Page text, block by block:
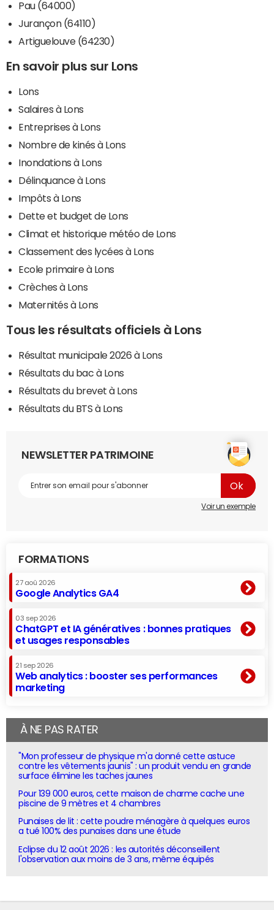
Pau (64000)
Jurançon (64110)
Artiguelouve (64230)
En savoir plus sur Lons
Lons
Salaires à Lons
Entreprises à Lons
Nombre de kinés à Lons
Inondations à Lons
Délinquance à Lons
Impôts à Lons
Dette et budget de Lons
Climat et historique météo de Lons
Classement des lycées à Lons
Ecole primaire à Lons
Crèches à Lons
Maternités à Lons
Tous les résultats officiels à Lons
Résultat municipale 2026 à Lons
Résultats du bac à Lons
Résultats du brevet à Lons
Résultats du BTS à Lons
NEWSLETTER PATRIMOINE
Voir un exemple
FORMATIONS
27 aoû 2026
Google Analytics GA4
03 sep 2026
ChatGPT et IA génératives : bonnes pratiques
et usages responsables
21 sep 2026
Web analytics : booster ses performances
marketing
À NE PAS RATER
"Mon professeur de physique m'a donné cette astuce
contre les vêtements jaunis" : un produit vendu en grande
surface élimine les taches jaunes
Pour 139 000 euros, cette maison de charme cache une
piscine de 9 mètres et 4 chambres
Punaises de lit : cette poudre ménagère à quelques euros
a tué 100% des punaises dans une étude
Eclipse du 12 août 2026 : les autorités déconseillent
l'observation aux moins de 3 ans, même équipés